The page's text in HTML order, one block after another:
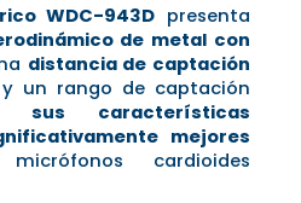
WDC-943D presenta
de metal con
distancia de captación
un rango de captación
sus características
mejores
cardioides